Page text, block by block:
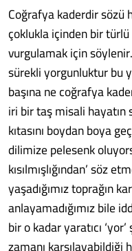
Coğrafya kaderdir sözü
çoklukla içinden bir türlü
vurgulamak için
sürekli yorgunluktur bu
başına ne coğrafya
iri bir taş misali hayatın
kıtasını boydan boya
dilimize pelesenk
kısılmışlığından’ söz
yaşadığımız toprağın
anlayamadığımız bile
bir o kadar yaratıcı